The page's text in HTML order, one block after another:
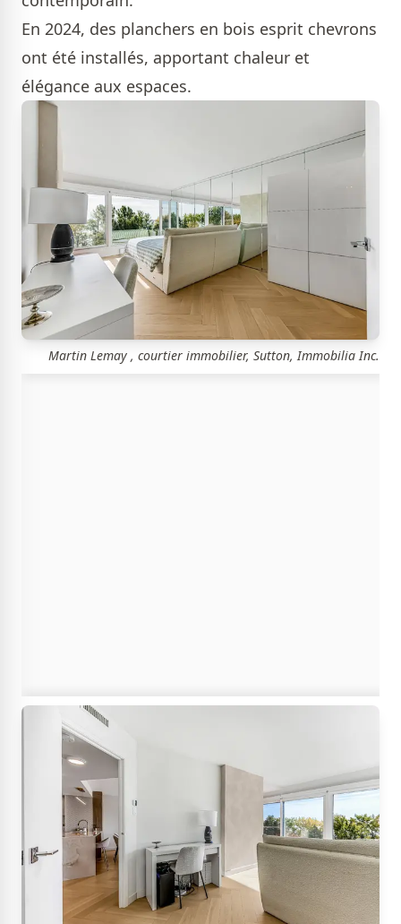
En 2024, des planchers en bois esprit chevrons
ont été installés, apportant chaleur et
élégance aux espaces.
Martin Lemay , courtier immobilier, Sutton, Immobilia Inc.